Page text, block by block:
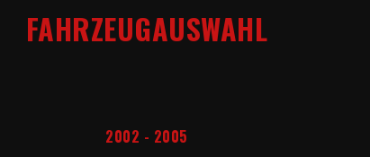
FAHRZEUGAUSWAHL
2002 - 2005